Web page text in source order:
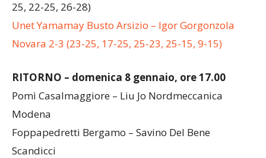
25, 22-25, 26-28)
Unet Yamamay Busto Arsizio – Igor Gorgonzola
Novara 2-3 (23-25, 17-25, 25-23, 25-15, 9-15)
RITORNO – domenica 8 gennaio, ore 17.00
Pomì Casalmaggiore – Liu Jo Nordmeccanica
Modena
Foppapedretti Bergamo – Savino Del Bene
Scandicci